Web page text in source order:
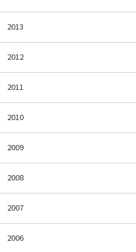
2013
2012
2011
2010
2009
2008
2007
2006